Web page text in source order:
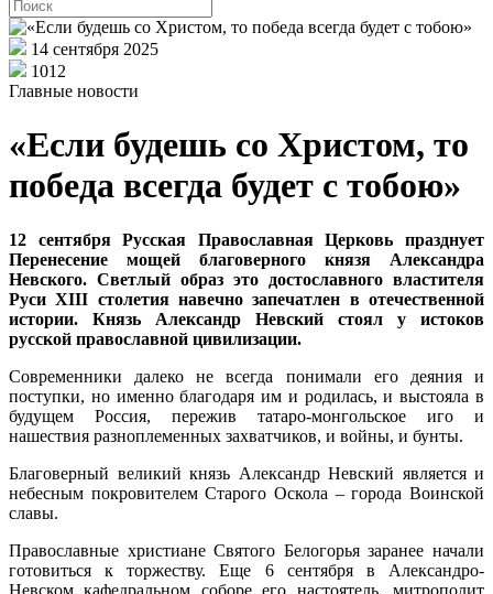
14 сентября 2025
1012
Главные новости
«Если будешь со Христом, то
победа всегда будет с тобою»
12 сентября Русская Православная Церковь празднует
Перенесение мощей благоверного князя Александра
Невского. Светлый образ это достославного властителя
Руси XIII столетия навечно запечатлен в отечественной
истории. Князь Александр Невский стоял у истоков
русской православной цивилизации.
Современники далеко не всегда понимали его деяния и
поступки, но именно благодаря им и родилась, и выстояла в
будущем Россия, пережив татаро-монгольское иго и
нашествия разноплеменных захватчиков, и войны, и бунты.
Благоверный великий князь Александр Невский является и
небесным покровителем Старого Оскола – города Воинской
славы.
Православные христиане Святого Белогорья заранее начали
готовиться к торжеству. Еще 6 сентября в Александро-
Невском кафедральном соборе его настоятель, митрополит